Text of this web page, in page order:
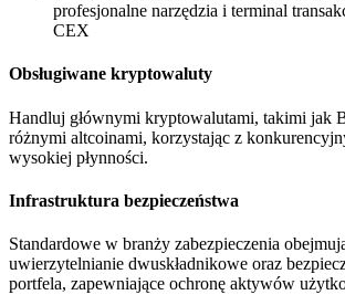
profesjonalne narzędzia i terminal
CEX
Obsługiwane kryptowaluty
Handluj głównymi kryptowalutami, takimi jak
różnymi altcoinami, korzystając z
wysokiej płynności.
Infrastruktura bezpieczeństwa
Standardowe w branży zabezpieczenia
uwierzytelnianie dwuskładnikowe oraz
portfela, zapewniające ochronę aktywów